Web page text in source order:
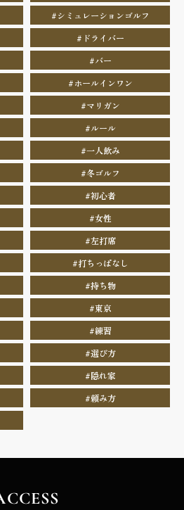
#シミュレーションゴルフ
#ドライバー
#バー
#ホールインワン
#マリガン
#ルール
#一人飲み
#冬ゴルフ
#初心者
#女性
#左打席
#打ちっぱなし
#持ち物
#東京
#練習
#選び方
#隠れ家
#頼み方